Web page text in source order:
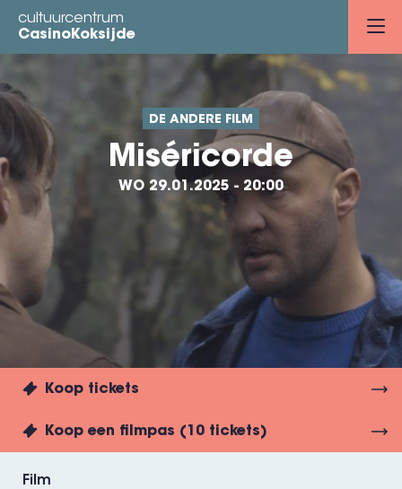
Overslaan
naar
inhoud
gaan
cultuurcentrum
CasinoKoksijde
DE ANDERE FILM
Miséricorde
WO 29.01.2025 - 20:00
Koop tickets
Koop een filmpas (10 tickets)
Film